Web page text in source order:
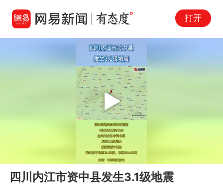
打开
Play
四川内江市资中县发生3.1级地震